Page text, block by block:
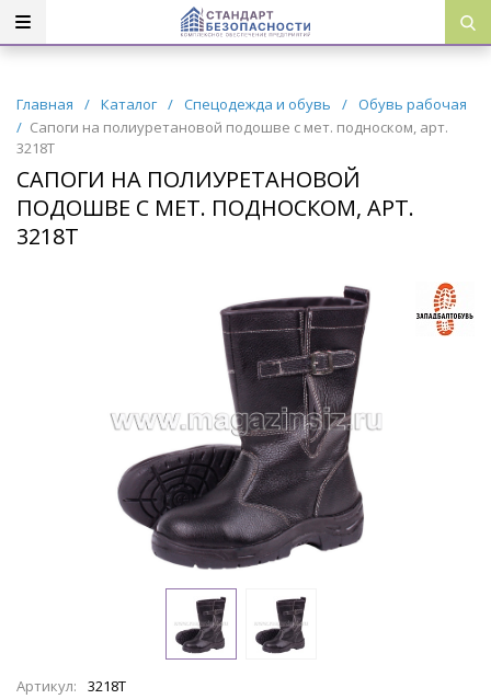
Главная / Каталог / Спецодежда и обувь / Обувь рабочая
/ Сапоги на полиуретановой подошве с мет. подноском, арт.
3218Т
САПОГИ НА ПОЛИУРЕТАНОВОЙ
ПОДОШВЕ С МЕТ. ПОДНОСКОМ, АРТ.
3218Т
Артикул: 3218Т